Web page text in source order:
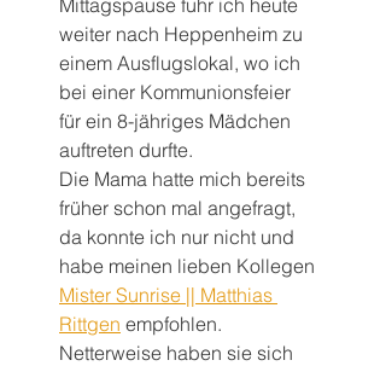
Mittagspause fuhr ich heute
weiter nach Heppenheim zu
einem Ausflugslokal, wo ich
bei einer Kommunionsfeier
für ein 8-jähriges Mädchen
auftreten durfte.
Die Mama hatte mich bereits
früher schon mal angefragt,
da konnte ich nur nicht und
habe meinen lieben Kollegen
Mister Sunrise || Matthias
Rittgen empfohlen.
Netterweise haben sie sich